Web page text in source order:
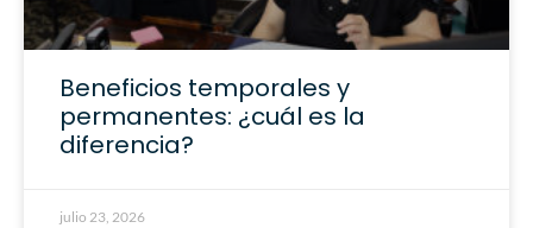
Beneficios temporales y
permanentes: ¿cuál es la
diferencia?
julio 23, 2026